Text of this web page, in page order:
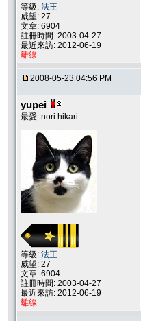
等級: 法王
威望: 27
文章: 6904
註冊時間: 2003-04-27
最近來訪: 2012-06-19
離線
2008-05-23 04:56 PM
yupei
最愛: nori hikari
等級: 法王
威望: 27
文章: 6904
註冊時間: 2003-04-27
最近來訪: 2012-06-19
離線